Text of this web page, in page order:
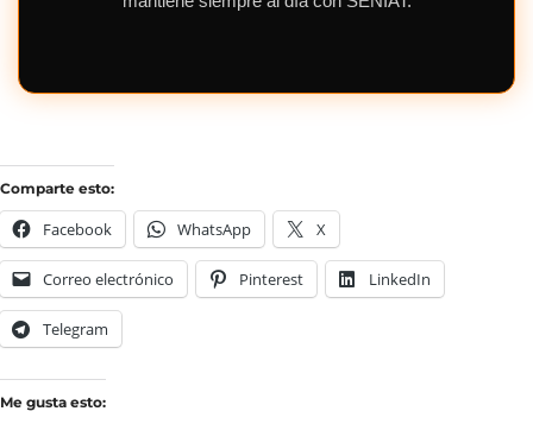
Comparte esto:
Facebook WhatsApp X
Correo electrónico Pinterest LinkedIn
Telegram
Me gusta esto: